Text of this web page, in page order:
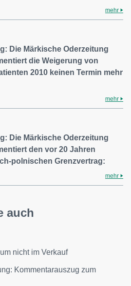
mehr
Die Märkische Oderzeitung
die Weigerung von
2010 keinen Termin mehr
mehr
Die Märkische Oderzeitung
den vor 20 Jahren
polnischen Grenzvertrag:
mehr
auch
nicht im Verkauf
Kommentarauszug zum